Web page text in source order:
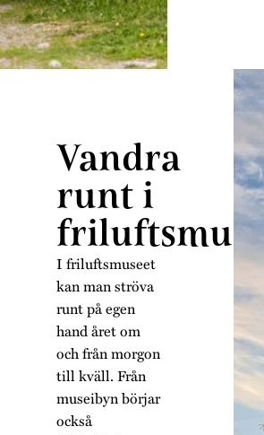
Vandra
runt i
I friluftsmuseet
kan man ströva
runt på egen
hand året om
och från morgon
till kväll. Från
museibyn börjar
också